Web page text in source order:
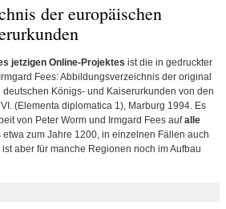
der europäischen
jetzigen Online-Projektes ist die in gedruckter
Fees: Abbildungsverzeichnis der original
Königs- und Kaiserurkunden von den
(Elementa diplomatica 1), Marburg 1994. Es
von Peter Worm und Irmgard Fees aufalle
etwa zum Jahre 1200, in einzelnen Fällen auch
aber für manche Regionen noch im Aufbau